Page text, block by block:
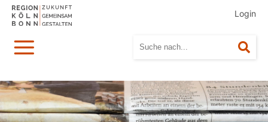
Login
Menü